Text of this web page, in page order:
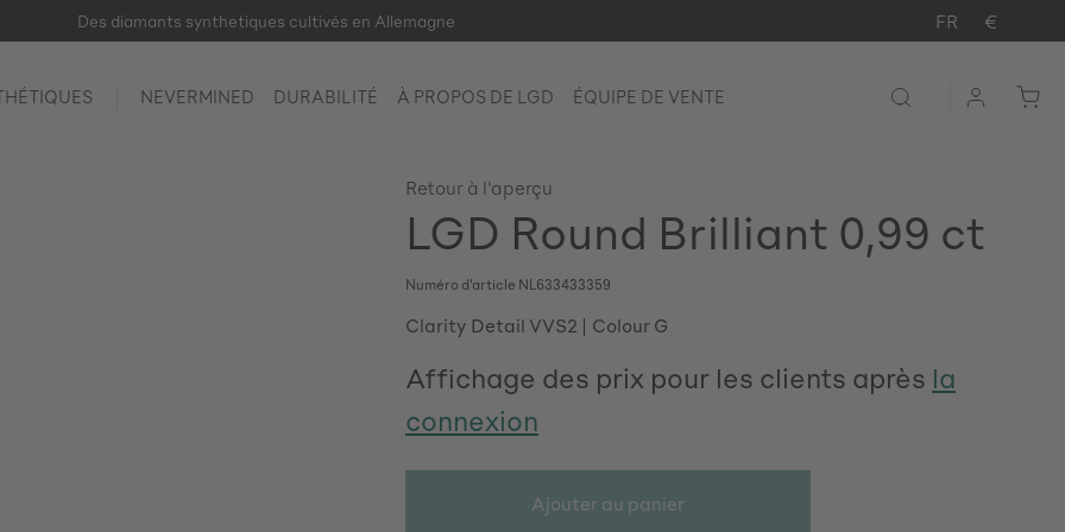
Des diamants synthetiques cultivés en Allemagne FR €
NEVERMINED DURABILITÉ À PROPOS DE LGD ÉQUIPE DE VENTE
Retour à l'aperçu
LGD Round Brilliant 0,99 ct
Numéro d'article NL633433359
Clarity Detail VVS2 Colour G
Affichage des prix pour les clients après la
connexion
Ajouter au panier